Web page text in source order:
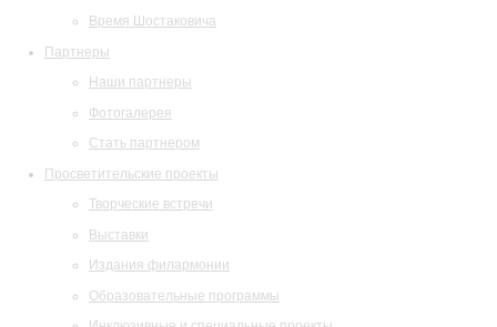
Время Шостаковича
Партнеры
Наши партнеры
Фотогалерея
Стать партнером
Просветительские проекты
Творческие встречи
Выставки
Издания филармонии
Образовательные программы